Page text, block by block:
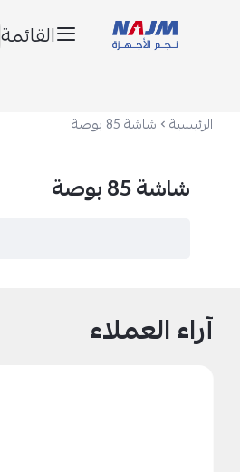
القائمة
الرئيسية شاشة 85 بوصة
شاشة 85 بوصة
آراء العملاء